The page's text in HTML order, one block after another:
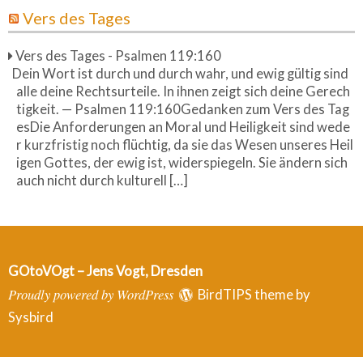
Vers des Tages
Vers des Tages - Psalmen 119:160
Dein Wort ist durch und durch wahr, und ewig gültig sind
alle deine Rechtsurteile. In ihnen zeigt sich deine Gerech
tigkeit. — Psalmen 119:160Gedanken zum Vers des Tag
esDie Anforderungen an Moral und Heiligkeit sind wede
r kurzfristig noch flüchtig, da sie das Wesen unseres Heil
igen Gottes, der ewig ist, widerspiegeln. Sie ändern sich
auch nicht durch kulturell […]
GOtoVOgt – Jens Vogt, Dresden
Proudly powered by WordPress
BirdTIPS theme by
Sysbird